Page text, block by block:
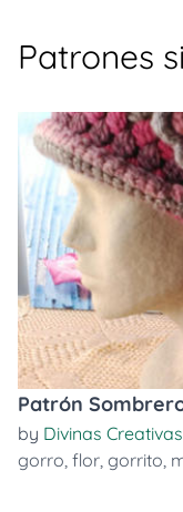
Patrones
Patrón
by Divinas
gorro, flor, gorrito,